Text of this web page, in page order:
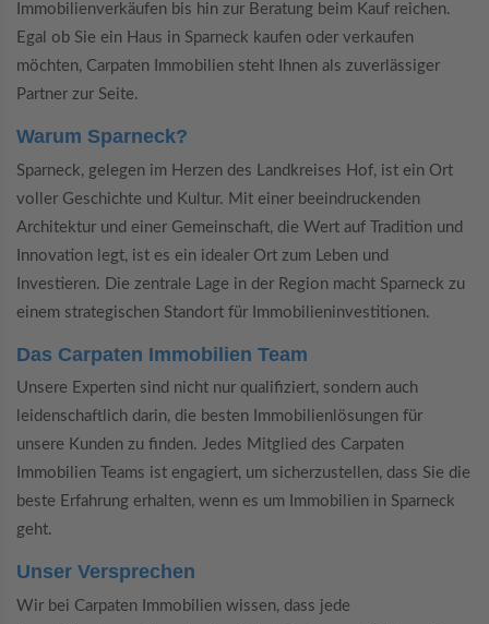
Immobilienverkäufen bis hin zur Beratung beim Kauf reichen.
Egal ob Sie ein Haus in Sparneck kaufen oder verkaufen
möchten, Carpaten Immobilien steht Ihnen als zuverlässiger
Partner zur Seite.
Warum Sparneck?
Sparneck, gelegen im Herzen des Landkreises Hof, ist ein Ort
voller Geschichte und Kultur. Mit einer beeindruckenden
Architektur und einer Gemeinschaft, die Wert auf Tradition und
Innovation legt, ist es ein idealer Ort zum Leben und
Investieren. Die zentrale Lage in der Region macht Sparneck zu
einem strategischen Standort für Immobilieninvestitionen.
Das Carpaten Immobilien Team
Unsere Experten sind nicht nur qualifiziert, sondern auch
leidenschaftlich darin, die besten Immobilienlösungen für
unsere Kunden zu finden. Jedes Mitglied des Carpaten
Immobilien Teams ist engagiert, um sicherzustellen, dass Sie die
beste Erfahrung erhalten, wenn es um Immobilien in Sparneck
geht.
Unser Versprechen
Wir bei Carpaten Immobilien wissen, dass jede